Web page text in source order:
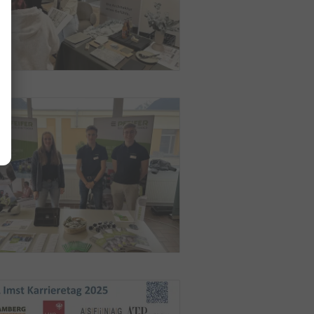
Dauer
Host
1 Jahr(e) htl-imst.at
Dauer